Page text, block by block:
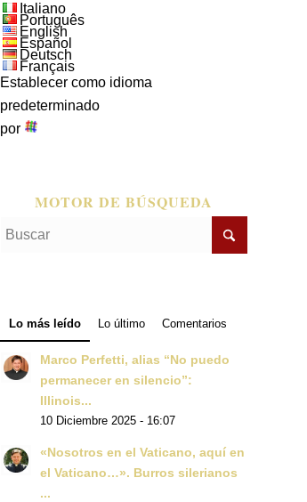
Italiano
Português
English
Español
Deutsch
Français
Establecer como idioma
predeterminado
por
MOTOR DE BÚSQUEDA
Lo más leído Lo último Comentarios
Marco Perfetti, alias “No puedo
permanecer en silencio”:
Illinois...
10 Diciembre 2025 - 16:07
«Nosotros en el Vaticano, aquí en
el Vaticano…». Burros silerianos
...